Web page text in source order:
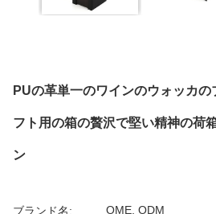
PUの革単一のワインのウォッカ
フト用の箱の贅沢で堅い精神の荷
ン
ブランド名: OME, ODM